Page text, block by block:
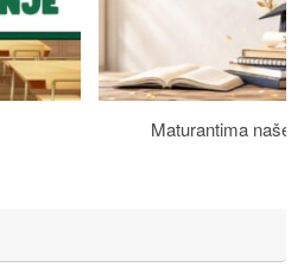
Maturantima naše